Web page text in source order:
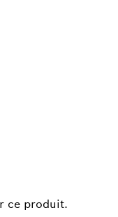
ce produit.